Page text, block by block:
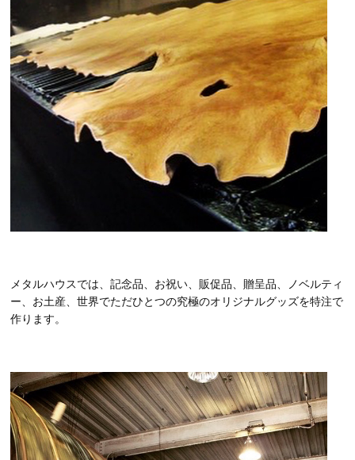
メタルハウスでは、記念品、お祝い、販促品、贈呈品、ノベルティ
ー、お土産、世界でただひとつの究極のオリジナルグッズを特注で
作ります。